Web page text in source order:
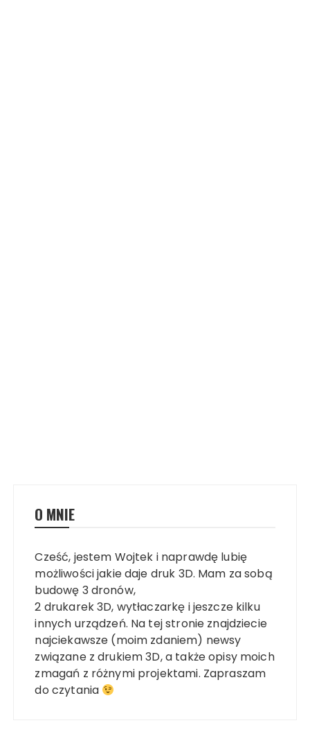
O MNIE
Cześć, jestem Wojtek i naprawdę lubię
możliwości jakie daje druk 3D. Mam za sobą
budowę 3 dronów,
2 drukarek 3D, wytłaczarkę i jeszcze kilku
innych urządzeń. Na tej stronie znajdziecie
najciekawsze (moim zdaniem) newsy
związane z drukiem 3D, a także opisy moich
zmagań z różnymi projektami. Zapraszam
do czytania